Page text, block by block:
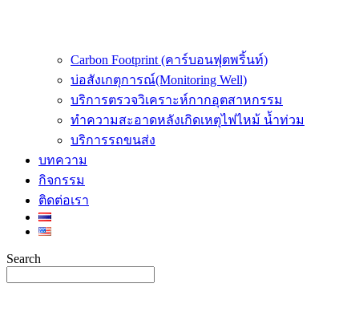
Carbon Footprint (คาร์บอนฟุตพริ้นท์)
บ่อสังเกตุการณ์(Monitoring Well)
บริการตรวจวิเคราะห์กากอุตสาหกรรม
ทำความสะอาดหลังเกิดเหตุไฟไหม้ น้ำท่วม
บริการรถขนส่ง
บทความ
กิจกรรม
ติดต่อเรา
Search